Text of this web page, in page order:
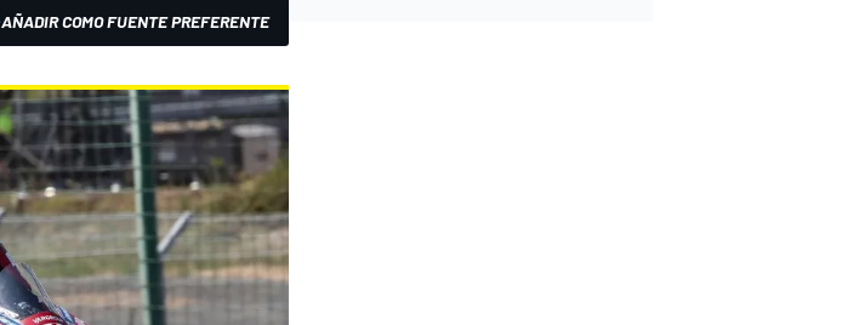
AÑADIR COMO FUENTE PREFERENTE